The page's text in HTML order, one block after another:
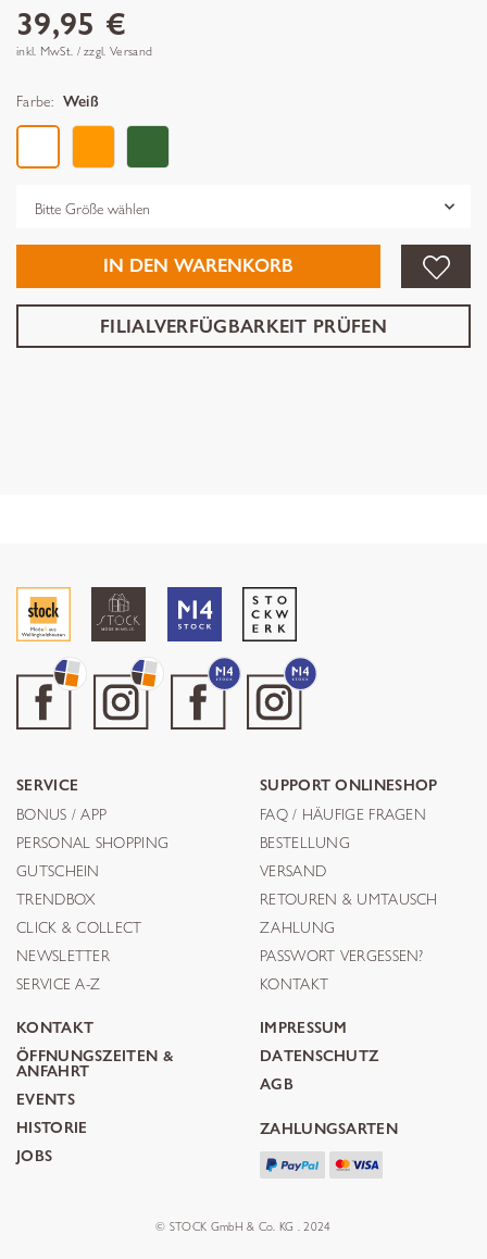
39,95 €
inkl. MwSt. / zzgl. Versand
Farbe: Weiß
IN DEN WARENKORB
FILIALVERFÜGBARKEIT PRÜFEN
SERVICE
BONUS / APP
PERSONAL SHOPPING
GUTSCHEIN
TRENDBOX
CLICK & COLLECT
NEWSLETTER
SERVICE A-Z
SUPPORT ONLINESHOP
FAQ / HÄUFIGE FRAGEN
BESTELLUNG
VERSAND
RETOUREN & UMTAUSCH
ZAHLUNG
PASSWORT VERGESSEN?
KONTAKT
KONTAKT
ÖFFNUNGSZEITEN &
ANFAHRT
EVENTS
HISTORIE
JOBS
IMPRESSUM
DATENSCHUTZ
AGB
ZAHLUNGSARTEN
© STOCK GmbH & Co. KG . 2024